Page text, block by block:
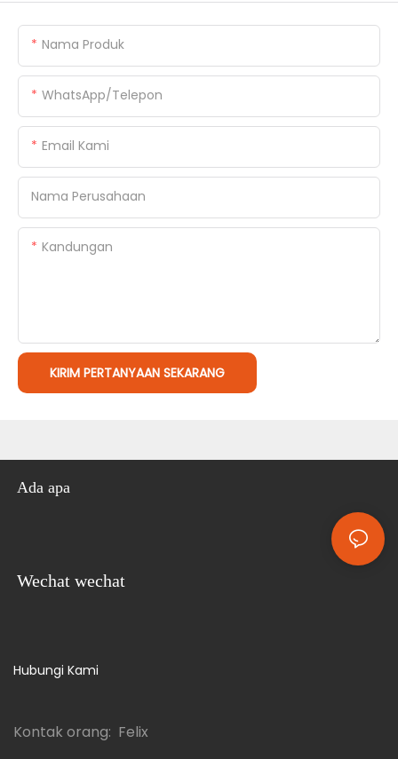
Nama Produk
WhatsApp/Telepon
Email Kami
Nama Perusahaan
Kandungan
KIRIM PERTANYAAN SEKARANG
Ada apa
Wechat wechat
Hubungi Kami
Kontak orang: Felix